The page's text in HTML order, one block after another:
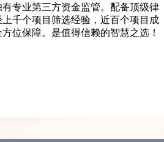
专业第三方资金监管。配备顶级律
千个项目筛选经验，近百个项目成
位保障。是值得信赖的智慧之选！